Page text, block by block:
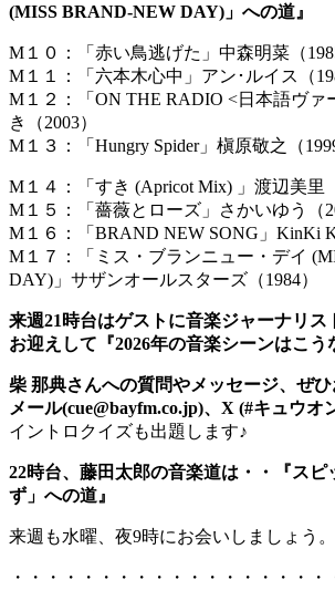
(MISS BRAND-NEW DAY)」への道』
M１０：「赤い鳥逃げた」中森明菜（
M１１：「六本木心中」アン･ルイス（
M１２：「ON THE RADIO <日本語ヴァ
き（2003）
M１３：「Hungry Spider」槇原敬之（
M１４：「すき (Apricot Mix) 」渡辺美里
M１５：「薔薇とローズ」さかいゆう（
M１６：「BRAND NEW SONG」KinKi
M１７：「ミス・ブランニュー・デイ
DAY)」サザンオールスターズ（1984）
来週21時台はゲストに音楽ジャーナリス
お迎えして『2026年の音楽シーンはこう
柴 那典さんへの質問やメッセージ、ぜ
メール(cue@bayfm.co.jp)、X (#キュウオ
イントロクイズも出題します♪
22時台、藤田太郎の音楽道は・・『スピ
ず」への道』
来週も水曜、夜9時にお会いしましょう。
・・・・・・・・・・・・・・・・・・